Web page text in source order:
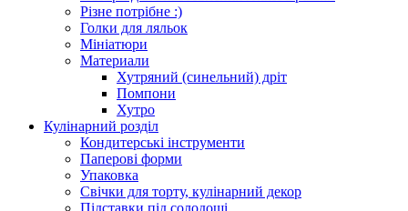
Різне потрібне :)
Голки для ляльок
Мініатюри
Материали
Хутряний (синельний) дріт
Помпони
Хутро
Кулінарний розділ
Кондитерські інструменти
Паперові форми
Упаковка
Свічки для торту, кулінарний декор
Підставки під солодощі